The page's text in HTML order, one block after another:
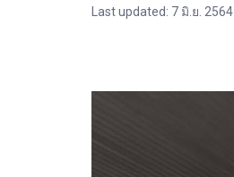
Last updated: 7 มิ.ย. 2564